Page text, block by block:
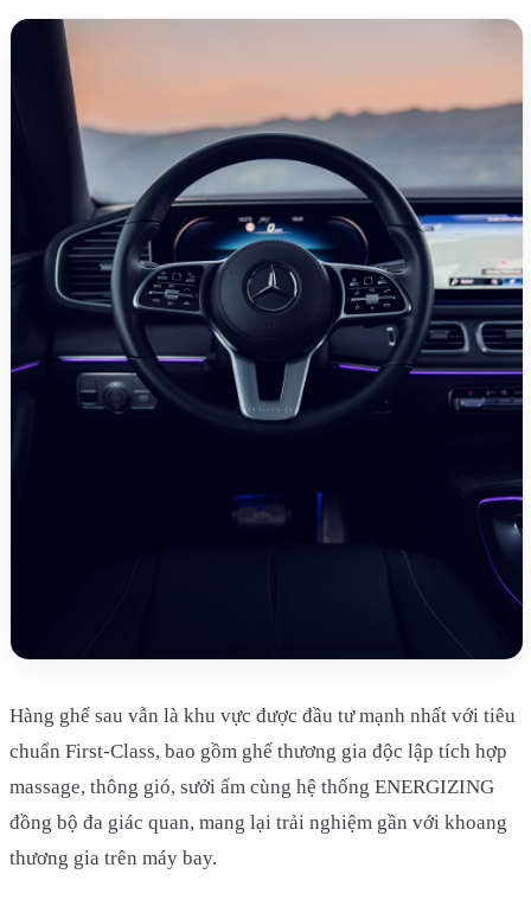
Hàng ghế sau vẫn là khu vực được đầu tư mạnh nhất với tiêu
chuẩn First-Class, bao gồm ghế thương gia độc lập tích hợp
massage, thông gió, sưởi ấm cùng hệ thống ENERGIZING
đồng bộ đa giác quan, mang lại trải nghiệm gần với khoang
thương gia trên máy bay.